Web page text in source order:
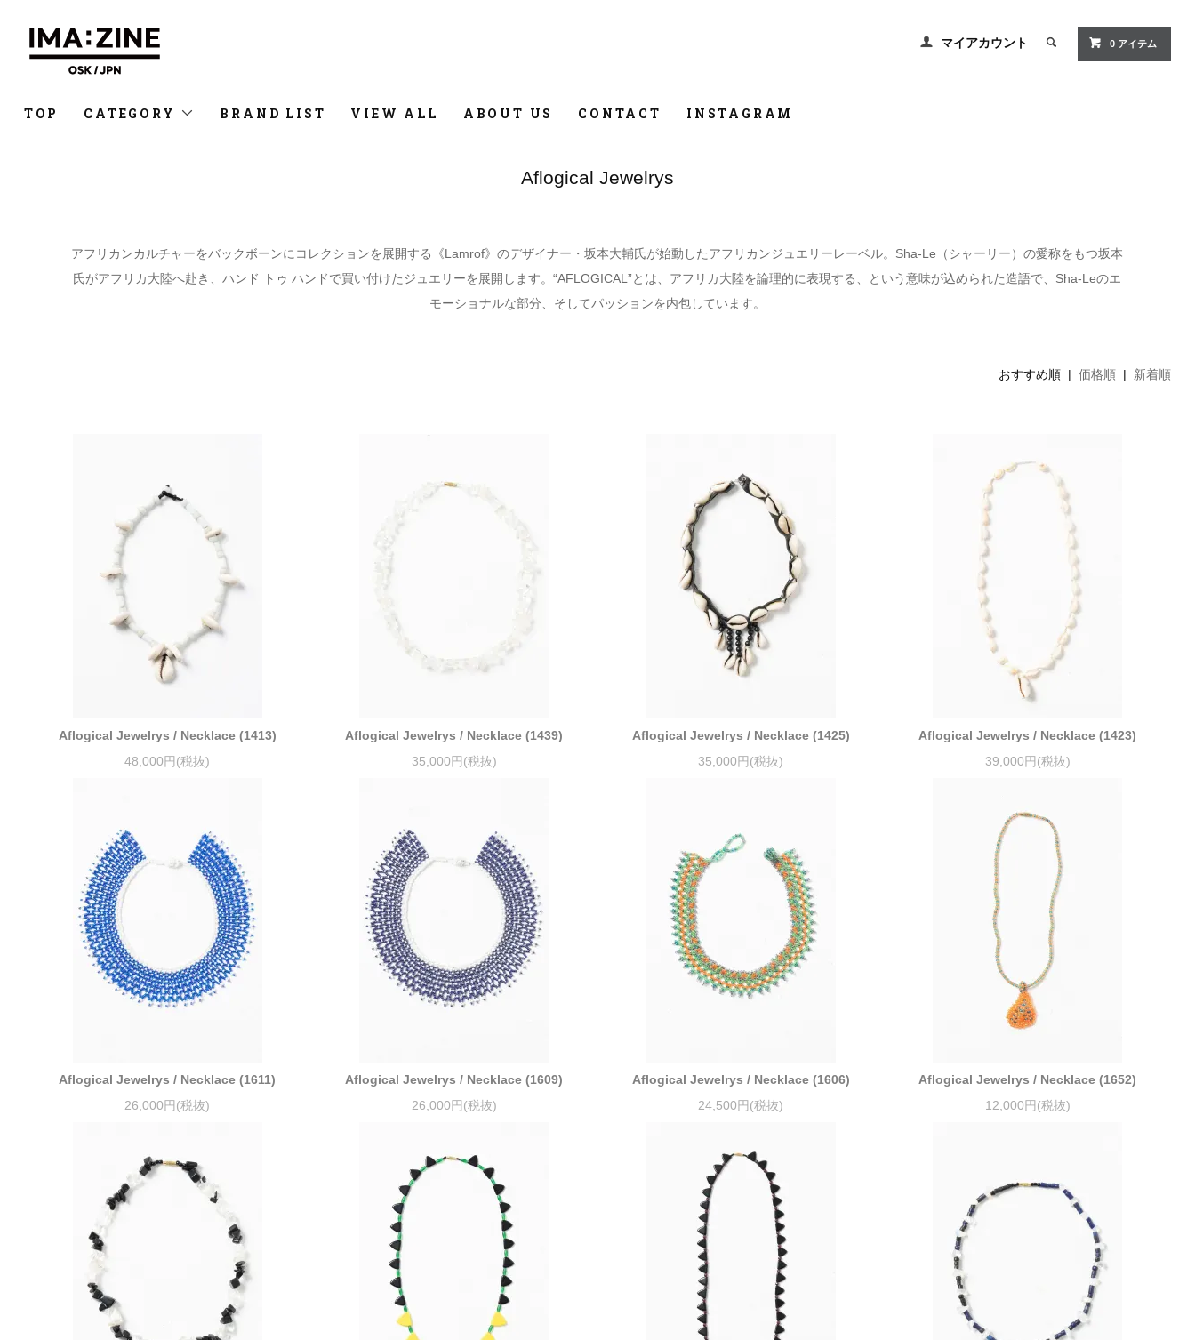
マイアカウント 0 アイテム
TOP CATEGORY BRAND LIST VIEW ALL ABOUT US CONTACT INSTAGRAM
Aflogical Jewelrys
アフリカンカルチャーをバックボーンにコレクションを展開する《Lamrof》のデザイナー・坂本大輔氏が始動したアフリカンジュエリーレーベル。Sha-Le（シャーリー）の愛称をもつ坂本
氏がアフリカ大陸へ赴き、ハンド トゥ ハンドで買い付けたジュエリーを展開します。“AFLOGICAL”とは、アフリカ大陸を論理的に表現する、という意味が込められた造語で、Sha-Leのエ
モーショナルな部分、そしてパッションを内包しています。
おすすめ順 |価格順 | 新着順
Aflogical Jewelrys / Necklace (1413)
48,000円(税抜)
Aflogical Jewelrys / Necklace (1439)
35,000円(税抜)
Aflogical Jewelrys / Necklace (1425)
35,000円(税抜)
Aflogical Jewelrys / Necklace (1423)
39,000円(税抜)
Aflogical Jewelrys / Necklace (1611)
26,000円(税抜)
Aflogical Jewelrys / Necklace (1609)
26,000円(税抜)
Aflogical Jewelrys / Necklace (1606)
24,500円(税抜)
Aflogical Jewelrys / Necklace (1652)
12,000円(税抜)